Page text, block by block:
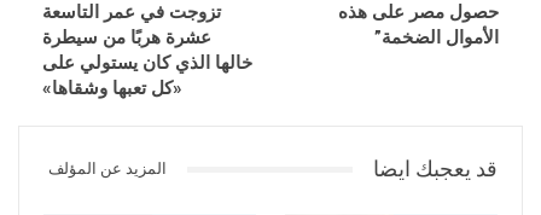
حصول مصر على هذه
الأموال الضخمة”
تزوجت في عمر التاسعة
عشرة هربًا من سيطرة
خالها الذي كان يستولي على
«كل تعبها ‏وشقاها»
قد يعجبك ايضا المزيد عن المؤلف